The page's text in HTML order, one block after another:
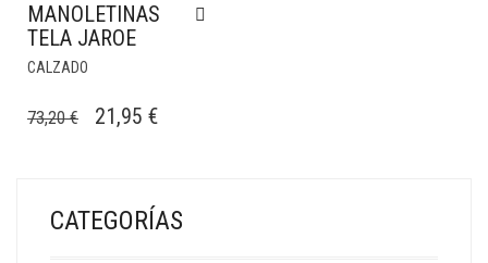
MANOLETINAS
TELA JAROE
CALZADO
73,20€
EL
ERA:
73,20 €.
21,95 €EL
ES:
21,95 €.
CATEGORÍAS